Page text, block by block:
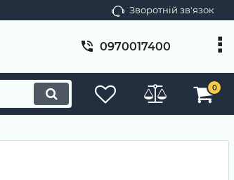
Зворотній зв'язок
0970017400
0